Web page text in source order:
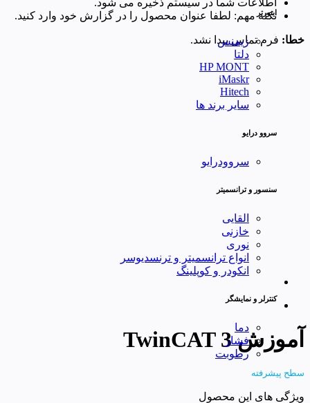
اینورتر
زیمنس
دلتا
HP MONT
iMaskr
Hitech
سایر برند ها
سروو درایو
سروودرایو
سنسور و ترانسمیتر
القایی
خازنی
نوری
انواع ترانسمیتر و ترنسدیوسر
انکودر و کوپلینگ
کنترلر و نمایشگر
دما
فشار
رطوبت
نکته مهم: لطفا عنوان محصول را در گزارش خود وارد کنید.
خطا: فرم تماس پیدا نشد.
آموزش TwinCAT 3
سطح پیشرفته
ویژگی های این محصول